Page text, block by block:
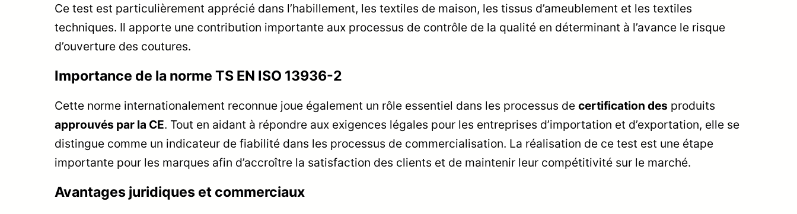
Ce test est particulièrement apprécié dans l’habillement, les textiles de maison, les tissus d’ameublement et les textiles
techniques. Il apporte une contribution importante aux processus de contrôle de la qualité en déterminant à l’avance le risque
d’ouverture des coutures.
Importance de la norme TS EN ISO 13936-2
Cette norme internationalement reconnue joue également un rôle essentiel dans les processus de certification des produits
approuvés par la CE. Tout en aidant à répondre aux exigences légales pour les entreprises d’importation et d’exportation, elle se
distingue comme un indicateur de fiabilité dans les processus de commercialisation. La réalisation de ce test est une étape
importante pour les marques afin d’accroître la satisfaction des clients et de maintenir leur compétitivité sur le marché.
Avantages juridiques et commerciaux